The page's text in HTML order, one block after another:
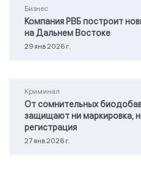
Бизнес
Компания РВБ построит
на Дальнем Востоке
29 янв 2026 г.
Криминал
От сомнительных
защищают ни маркировка,
регистрация
27 янв 2026 г.